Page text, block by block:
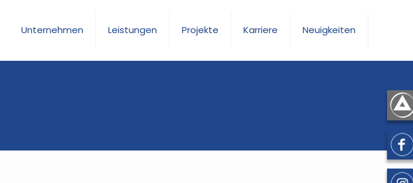
Unternehmen Leistungen Projekte Karriere Neuigkeiten